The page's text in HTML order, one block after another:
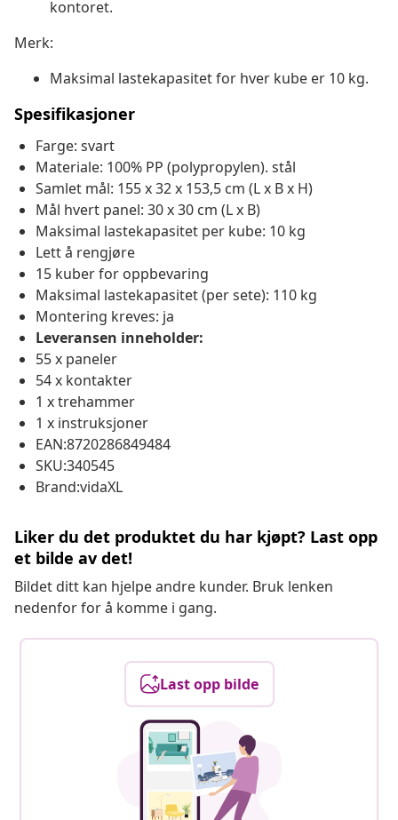
kontoret.
Merk:
Maksimal lastekapasitet for hver kube er 10 kg.
Spesifikasjoner
Farge: svart
Materiale: 100% PP (polypropylen). stål
Samlet mål: 155 x 32 x 153,5 cm (L x B x H)
Mål hvert panel: 30 x 30 cm (L x B)
Maksimal lastekapasitet per kube: 10 kg
Lett å rengjøre
15 kuber for oppbevaring
Maksimal lastekapasitet (per sete): 110 kg
Montering kreves: ja
Leveransen inneholder:
55 x paneler
54 x kontakter
1 x trehammer
1 x instruksjoner
EAN:8720286849484
SKU:340545
Brand:vidaXL
Liker du det produktet du har kjøpt? Last opp
et bilde av det!
Bildet ditt kan hjelpe andre kunder. Bruk lenken
nedenfor for å komme i gang.
Last opp bilde